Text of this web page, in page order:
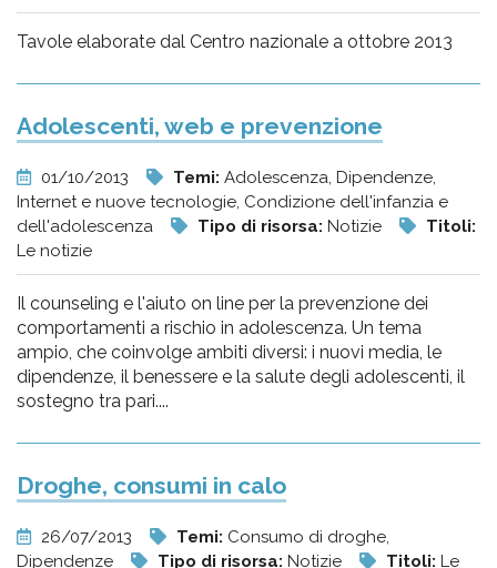
Tavole elaborate dal Centro nazionale a ottobre 2013
Adolescenti, web e prevenzione
01/10/2013 Temi: Adolescenza, Dipendenze,
Internet e nuove tecnologie, Condizione dell'infanzia e
dell'adolescenza
Tipo di risorsa: Notizie
Titoli:
Le notizie
Il counseling e l'aiuto on line per la prevenzione dei
comportamenti a rischio in adolescenza. Un tema
ampio, che coinvolge ambiti diversi: i nuovi media, le
dipendenze, il benessere e la salute degli adolescenti, il
sostegno tra pari....
Droghe, consumi in calo
26/07/2013 Temi: Consumo di droghe,
Dipendenze
Tipo di risorsa: Notizie Titoli: Le